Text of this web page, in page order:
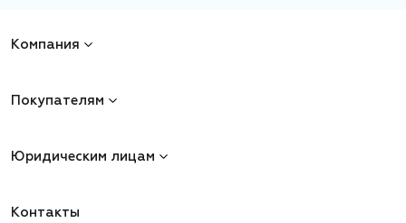
Компания
Покупателям
Юридическим лицам
Контакты